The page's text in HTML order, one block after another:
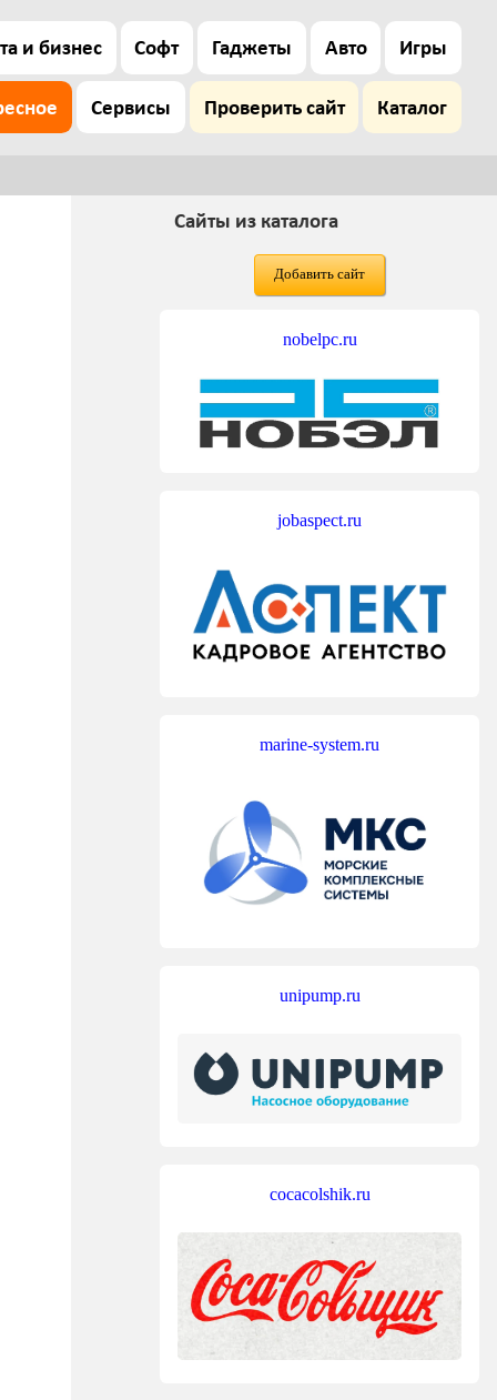
и бизнес Софт Гаджеты Авто Игры
Сервисы Проверить сайт Каталог
Сайты из каталога
Добавить сайт
nobelpc.ru
jobaspect.ru
marine-system.ru
unipump.ru
cocacolshik.ru